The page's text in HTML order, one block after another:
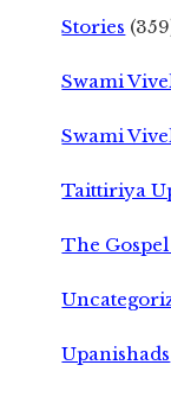
Stories
Swami
Swami
Taittiriya
The
Upanishads